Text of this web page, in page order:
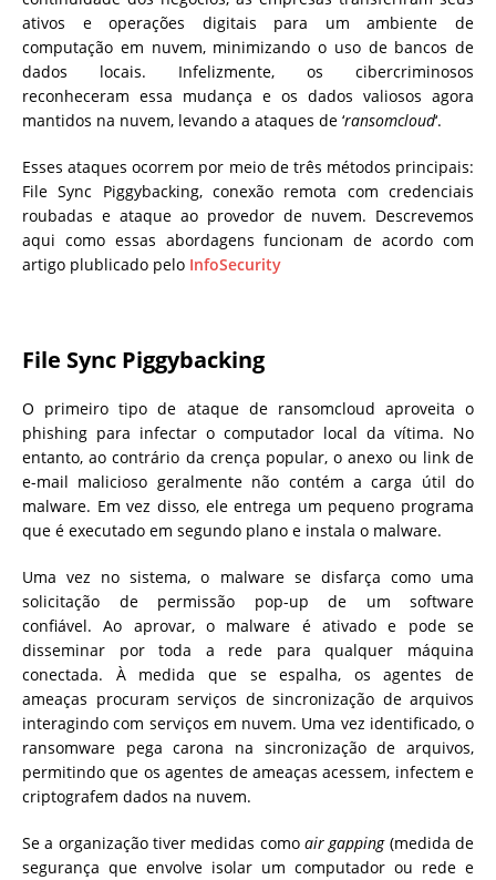
ativos e operações digitais para um ambiente de
computação em nuvem, minimizando o uso de bancos de
dados locais. Infelizmente, os cibercriminosos
reconheceram essa mudança e os dados valiosos agora
mantidos na nuvem, levando a ataques de ‘ransomcloud‘.
Esses ataques ocorrem por meio de três métodos principais:
File Sync Piggybacking, conexão remota com credenciais
roubadas e ataque ao provedor de nuvem. Descrevemos
aqui como essas abordagens funcionam de acordo com
artigo plublicado pelo InfoSecurity
File Sync Piggybacking
O primeiro tipo de ataque de ransomcloud aproveita o
phishing para infectar o computador local da vítima. No
entanto, ao contrário da crença popular, o anexo ou link de
e-mail malicioso geralmente não contém a carga útil do
malware. Em vez disso, ele entrega um pequeno programa
que é executado em segundo plano e instala o malware.
Uma vez no sistema, o malware se disfarça como uma
solicitação de permissão pop-up de um software
confiável. Ao aprovar, o malware é ativado e pode se
disseminar por toda a rede para qualquer máquina
conectada. À medida que se espalha, os agentes de
ameaças procuram serviços de sincronização de arquivos
interagindo com serviços em nuvem. Uma vez identificado, o
ransomware pega carona na sincronização de arquivos,
permitindo que os agentes de ameaças acessem, infectem e
criptografem dados na nuvem.
Se a organização tiver medidas como air gapping (medida de
segurança que envolve isolar um computador ou rede e